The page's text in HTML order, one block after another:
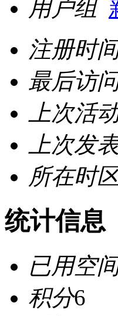
用户组
注册时
最后访
上次活
上次发
所在时
统计信息
已用空
积分6